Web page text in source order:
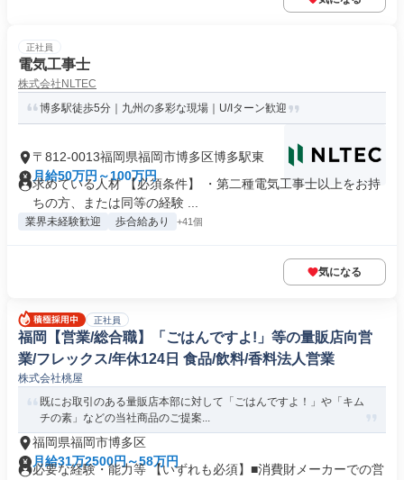
正社員
電気工事士
株式会社NLTEC
博多駅徒歩5分｜九州の多彩な現場｜U/Iターン歓迎
〒812-0013福岡県福岡市博多区博多駅東
月給50万円～100万円
求めている人材 【必須条件】 ・第二種電気工事士以上をお持
ちの方、または同等の経験 ...
業界未経験歓迎 歩合給あり +41個
気になる
正社員
福岡【営業/総合職】「ごはんですよ!」等の量販店向営
業/フレックス/年休124日 食品/飲料/香料法人営業
株式会社桃屋
既にお取引のある量販店本部に対して「ごはんですよ！」や「キム
チの素」などの当社商品のご提案...
福岡県福岡市博多区
月給31万2500円～58万円
必要な経験・能力等 【いずれも必須】■消費財メーカーでの営